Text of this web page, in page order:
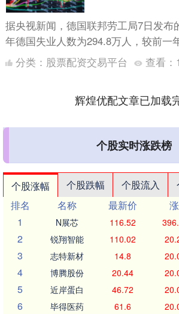
据央视新闻，德国联邦劳工局7日发布
年德国失业人数为294.8万人，较前一
失业率为6.3%，较前一年上升0.3个
分类： 股票配资交易平台 查看：
辉煌优配文章已加载
个股实时涨跌榜
个股涨幅 个股跌幅 个股流入
排名
名称 最新价
1
N展芯 116.52
2 锐翔智能 110.02
3 志特新材 14.8
4 博腾股份 20.44
5 近岸蛋白 46.72
6 毕得医药 61.6